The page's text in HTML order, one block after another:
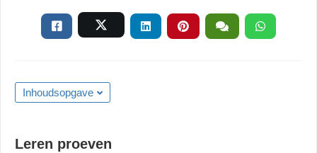
Inhoudsopgave
Leren proeven